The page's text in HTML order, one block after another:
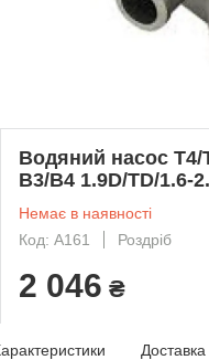
Водяний насос T4/
B3/B4 1.9D/TD/1.6-
Немає в наявності
Код: A161
Роздріб
2 046 ₴
Доставка